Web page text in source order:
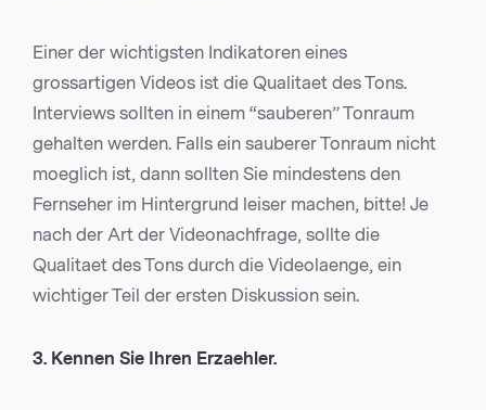
Einer der wichtigsten Indikatoren eines
grossartigen Videos ist die Qualitaet des Tons.
Interviews sollten in einem “sauberen” Tonraum
gehalten werden. Falls ein sauberer Tonraum nicht
moeglich ist, dann sollten Sie mindestens den
Fernseher im Hintergrund leiser machen, bitte! Je
nach der Art der Videonachfrage, sollte die
Qualitaet des Tons durch die Videolaenge, ein
wichtiger Teil der ersten Diskussion sein.
3. Kennen Sie Ihren Erzaehler.